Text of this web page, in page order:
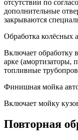
отсутствии по
дополнительные
закрываются
Обработка колёсных
Включает обработку
арке (амортизаторы,
топливные
Финишная мойка
Включает мойку
Повторная